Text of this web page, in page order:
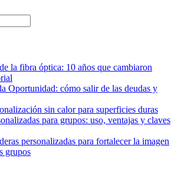
la fibra óptica: 10 años que cambiaron
Oportunidad: cómo salir de las deudas y
sin calor para superficies duras
para grupos: uso, ventajas y claves
personalizadas para fortalecer la imagen
grupos